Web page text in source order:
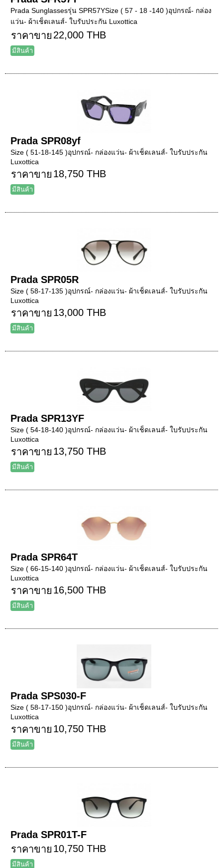
Prada Sunglassesรุ่น SPR57YSize ( 57 - 18 -140 )อุปกรณ์- กล่อง
แว่น- ผ้าเช็ดเลนส์- ใบรับประกัน Luxottica
ราคาขาย 22,000 THB
มีสินค้า
Prada SPR08yf
Size ( 51-18-145 )อุปกรณ์- กล่องแว่น- ผ้าเช็ดเลนส์- ใบรับประกัน
Luxottica
ราคาขาย 18,750 THB
มีสินค้า
Prada SPR05R
Size ( 58-17-135 )อุปกรณ์- กล่องแว่น- ผ้าเช็ดเลนส์- ใบรับประกัน
Luxottica
ราคาขาย 13,000 THB
มีสินค้า
Prada SPR13YF
Size ( 54-18-140 )อุปกรณ์- กล่องแว่น- ผ้าเช็ดเลนส์- ใบรับประกัน
Luxottica
ราคาขาย 13,750 THB
มีสินค้า
Prada SPR64T
Size ( 66-15-140 )อุปกรณ์- กล่องแว่น- ผ้าเช็ดเลนส์- ใบรับประกัน
Luxottica
ราคาขาย 16,500 THB
มีสินค้า
Prada SPS030-F
Size ( 58-17-150 )อุปกรณ์- กล่องแว่น- ผ้าเช็ดเลนส์- ใบรับประกัน
Luxottica
ราคาขาย 10,750 THB
มีสินค้า
Prada SPR01T-F
ราคาขาย 10,750 THB
มีสินค้า